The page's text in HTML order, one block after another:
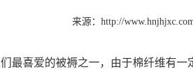
来源：http://
最喜爱的被褥之一，由于棉纤维有